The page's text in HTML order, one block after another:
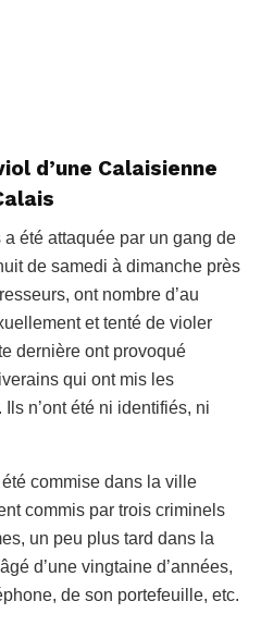
d’une Calaisienne
été attaquée par un gang de
de samedi à dimanche près
ont nombre d’au
et tenté de violer
dernière ont provoqué
qui ont mis les
n’ont été ni identifiés, ni
commise dans la ville
commis par trois criminels
un peu plus tard dans la
d’une vingtaine d’années,
de son portefeuille, etc.